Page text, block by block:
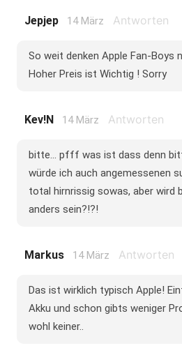
Jepjep 14 März Antworten
So weit denken Apple Fan-Boys
Hoher Preis ist Wichtig ! Sorry
Kev!n 14 März Antworten
bitte... pfff was ist dass denn
würde ich auch angemessenen
total hirnrissig sowas, aber wird
anders sein?!?!
Markus 14 März Antworten
Das ist wirklich typisch Apple!
Akku und schon gibts weniger
wohl keiner..